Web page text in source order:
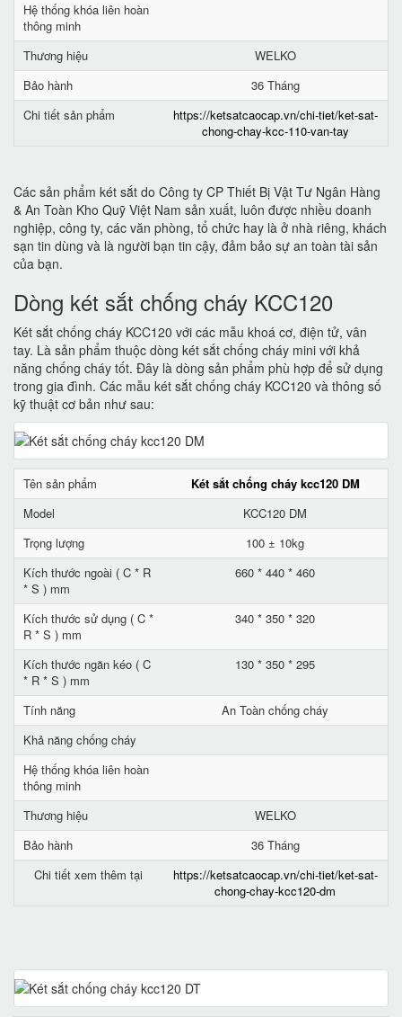
Hệ thống khóa liên hoàn
thông minh
Thương hiệu
WELKO
Bảo hành
36 Tháng
Chi tiết sản phẩm
https://ketsatcaocap.vn/chi-tiet/ket-sat-
chong-chay-kcc-110-van-tay
Các sản phẩm két sắt do Công ty CP Thiết Bị Vật Tư Ngân Hàng
& An Toàn Kho Quỹ Việt Nam sản xuất, luôn được nhiều doanh
nghiệp, công ty, các văn phòng, tổ chức hay là ở nhà riêng, khách
sạn tin dùng và là người bạn tin cậy, đảm bảo sự an toàn tài sản
của bạn.
Dòng két sắt chống cháy KCC120
Két sắt chống cháy KCC120 với các mẫu khoá cơ, điện tử, vân
tay. Là sản phẩm thuộc dòng két sắt chống cháy mini với khả
năng chống cháy tốt. Đây là dòng sản phẩm phù hợp để sử dụng
trong gia đình. Các mẫu két sắt chống cháy KCC120 và thông số
kỹ thuật cơ bản như sau:
Tên sản phẩm
Két sắt chống cháy kcc120 DM
Model
KCC120 DM
Trọng lượng
100 ± 10kg
Kích thước ngoài ( C * R
* S ) mm
660 * 440 * 460
Kích thước sử dụng ( C *
R * S ) mm
340 * 350 * 320
Kích thước ngăn kéo ( C
* R * S ) mm
130 * 350 * 295
Tính năng
An Toàn chống cháy
Khả năng chống cháy
Hệ thống khóa liên hoàn
thông minh
Thương hiệu
WELKO
Bảo hành
36 Tháng
Chi tiết xem thêm tại
https://ketsatcaocap.vn/chi-tiet/ket-sat-
chong-chay-kcc120-dm